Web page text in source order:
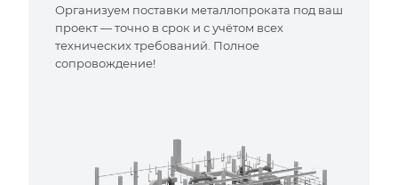
Организуем поставки металлопроката под ваш
проект — точно в срок и с учётом всех
технических требований. Полное
сопровождение!